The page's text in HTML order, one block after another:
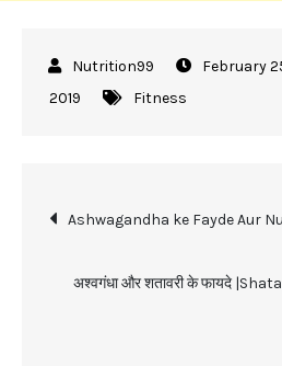
February
2019
Fitness
Post
navigation
Ashwagandha ke Fayde Aur
अश्वगंधा और शतावरी के फायदे